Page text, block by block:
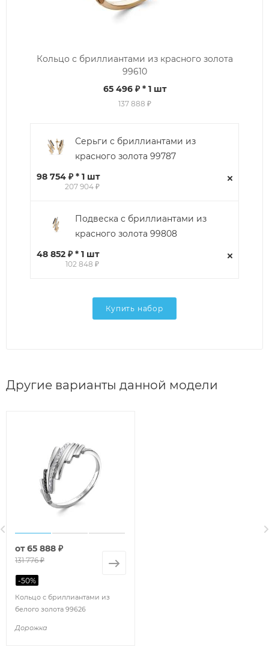
Кольцо с бриллиантами из красного золота
99610
65 496 ₽* 1 шт
137 888 ₽
Серьги с бриллиантами из
красного золота 99787
98 754 ₽ * 1 шт
207 904 ₽
Подвеска с бриллиантами из
красного золота 99808
48 852 ₽ * 1 шт
102 848 ₽
Купить набор
Другие варианты данной модели
Кольцо с бриллиантами из
белого золота 99626
Дорожка
от65 888 ₽
131 776 ₽
-50%